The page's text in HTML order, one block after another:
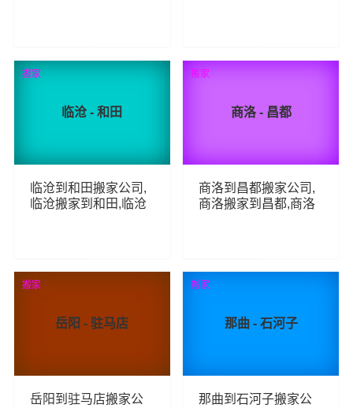
70 查看详细 61 查看详细
临沧 - 和田
临沧到和田搬家公司,
临沧搬家到和田,临沧
107 查看详细
搬家
商洛 - 昌都
商洛到昌都搬家公司,
商洛搬家到昌都,商洛
58 查看详细
搬家
岳阳 - 驻马店
岳阳到驻马店搬家公
搬家
那曲 - 石河子
那曲到石河子搬家公
搬家